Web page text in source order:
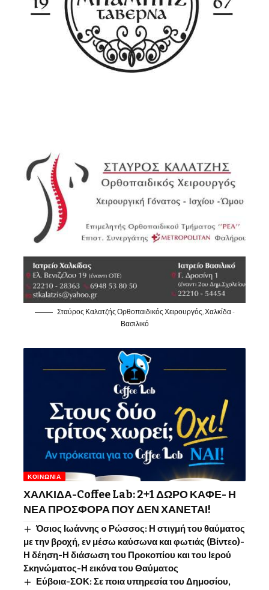
Σταύρος Καλατζής Ορθοπαιδικός Χειρουργός, Χαλκίδα -
Βασιλικό
ΚΟΙΝΩΝΊΑ
ΧΑΛΚΙΔΑ-Coffee Lab: 2+1 ΔΩΡΟ ΚΑΦΕ- Η
ΝΕΑ ΠΡΟΣΦΟΡΑ ΠΟΥ ΔΕΝ ΧΑΝΕΤΑΙ!
Όσιος Ιωάννης o Ρώσσος: Η στιγμή του θαύματος
με την βροχή, εν μέσω καύσωνα και φωτιάς (Βίντεο)-
Η δέηση-Η διάσωση του Προκοπίου και του Ιερού
Σκηνώματος-Η εικόνα του Θαύματος
Εύβοια-ΣΟΚ: Σε ποια υπηρεσία του Δημοσίου,